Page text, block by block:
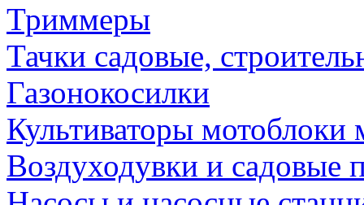
Триммеры
Тачки садовые,
Газонокосилки
Культиваторы мотоблоки
Воздуходувки и садовые